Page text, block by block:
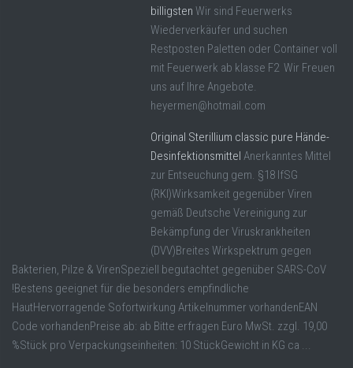
billigsten Wir sind Feuerwerks
Wiederverkäufer und suchen
Restposten Paletten oder Container voll
mit Feuerwerk ab klasse F2 Wir Freuen
uns auf Ihre Angebote.
heyermen@hotmail.com
Original Sterillium classic pure Hände-
Desinfektionsmittel Anerkanntes Mittel
zur Entseuchung gem. §18 IfSG
(RKI)Wirksamkeit gegenüber Viren
gemäß Deutsche Vereinigung zur
Bekämpfung der Viruskrankheiten
(DVV)Breites Wirkspektrum gegen
Bakterien, Pilze & VirenSpeziell begutachtet gegenüber SARS-CoV
!Bestens geeignet für die besonders empfindliche
HautHervorragende Sofortwirkung Artikelnummer vorhandenEAN
Code vorhandenPreise ab: ab Bitte erfragen Euro MwSt. zzgl. 19,00
%Stück pro Verpackungseinheiten: 10 StückGewicht in KG ca ...